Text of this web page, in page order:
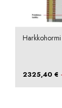
2325,40€